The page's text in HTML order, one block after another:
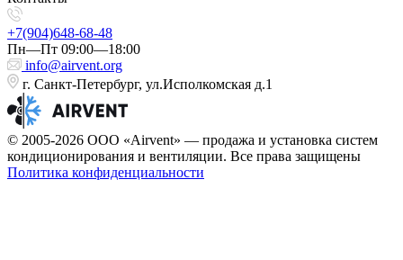
+7(904)648-68-48
Пн—Пт 09:00—18:00
info@airvent.org
г. Санкт-Петербург, ул.Исполкомская д.1
© 2005-2026 ООО «Airvent» — продажа и установка систем
кондиционирования и вентиляции. Все права защищены
Политика конфиденциальности